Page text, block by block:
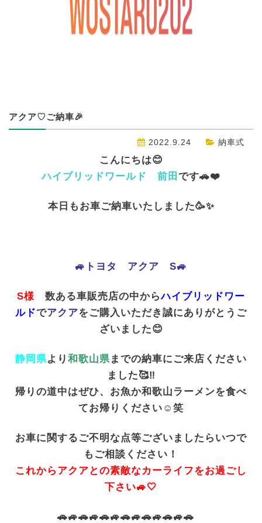
アクア♡ご納車🎉
2022.9.24 納車式
こんにちは😊
ハイブリッドワールド 前田 です🚗❤️
本日もお車ご納車いたしました🥳✨
🚙トヨタ アクア S🚙
S様 数ある車販売店の中からハイブリッドワー
ルドでアクアをご購入いただき誠にありがとうご
ざいました😊
静岡県より 和歌山県までの納車にご来店ください
ました🥰‼️
帰りの道中はぜひ、お魚か和歌山ラーメンを食べ
てお帰りください☺️笑
お車に関するご不明な点等ございましたらいつで
もご相談ください！
これからアクアとの素敵なカーライフをお過ごし
下さい🚙🤍
🚗🚙🚗🚙🚗🚙🚗🚙🚗🚙🚗🚙🚗